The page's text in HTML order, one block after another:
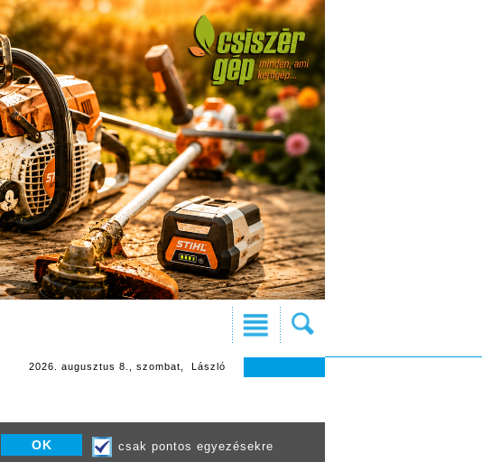
2026. augusztus 8., szombat, László
csak pontos egyezésekre